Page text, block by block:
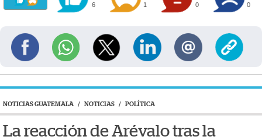
6 1 0 0
NOTICIAS GUATEMALA / NOTICIAS / POLÍTICA
La reacción de Arévalo tras la